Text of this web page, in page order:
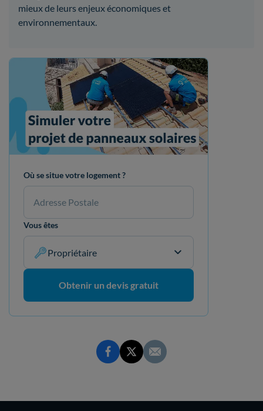
Où se situe votre logement ?
Vous êtes
Propriétaire
Obtenir un devis gratuit
mieux de leurs enjeux économiques et
environnementaux.